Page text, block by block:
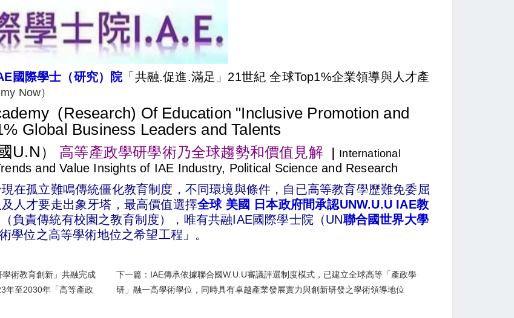
國際學士（研究）院「共融.促進.滿足」21世紀 全球Top1%企業領導與人才產
Now）
(Research) Of Education "Inclusive Promotion and
Global Business Leaders and Talents
U.N） 高等產政學研學術乃全球趨勢和價值見解
International
and Value Insights of IAE Industry, Political Science and Research
在孤立難鳴傳統僵化教育制度，不同環境與條件，自已高等教育學歷難免委屈
人才要走出象牙塔，最高價值選擇全球 美國 日本政府間承認UNW.U.U IAE教
負責傳統有校園之教育制度），唯有共融IAE國際學士院（UN聯合國世界大學
學位之高等學術地位之希望工程」。
術教育創新」共融完成
年至2030年「高等產政
下一篇：IAE傳承依據聯合國W.U.U審議評選制度模式，已建立全球高等「產政學
研」融一高學術學位，同時具有卓越產業發展實力與創新研發之學術領導地位